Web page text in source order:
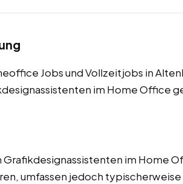
Jobs und Vollzeitjobs in
im Home Office
Grafikdesignassistenten im Home
umfassen jedoch